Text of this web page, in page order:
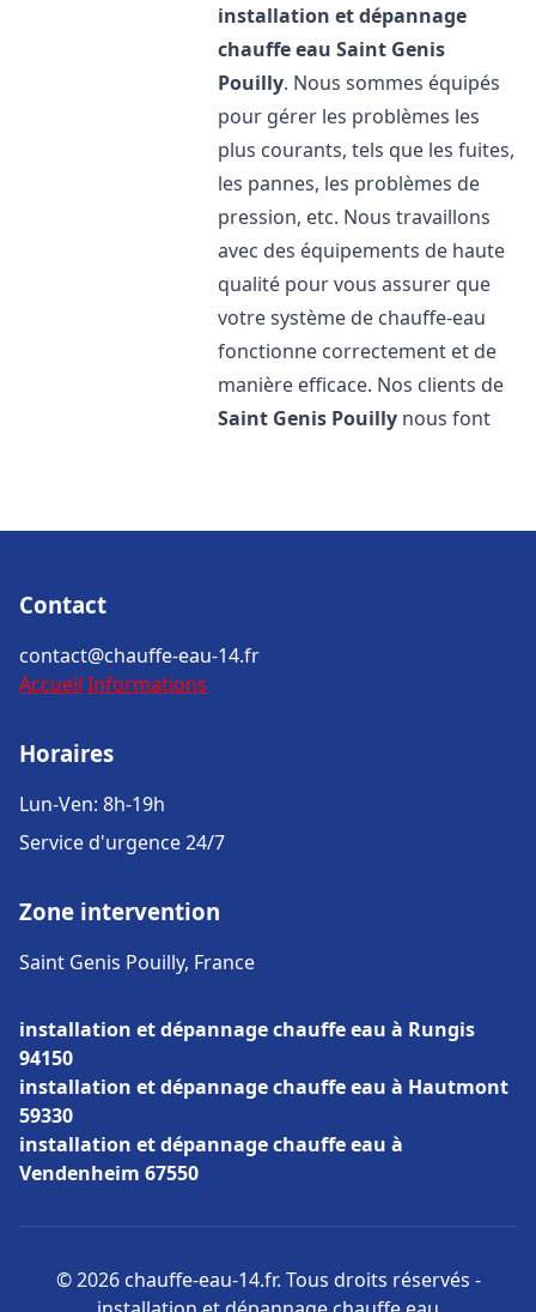
installation et dépannage
chauffe eau Saint Genis
Pouilly. Nous sommes équipés
pour gérer les problèmes les
plus courants, tels que les fuites,
les pannes, les problèmes de
pression, etc. Nous travaillons
avec des équipements de haute
qualité pour vous assurer que
votre système de chauffe-eau
fonctionne correctement et de
manière efficace. Nos clients de
Saint Genis Pouilly nous font
Contact
contact@chauffe-eau-14.fr
Accueil Informations
Horaires
Lun-Ven: 8h-19h
Service d'urgence 24/7
Zone intervention
Saint Genis Pouilly, France
installation et dépannage chauffe eau à Rungis
94150
installation et dépannage chauffe eau à Hautmont
59330
installation et dépannage chauffe eau à
Vendenheim 67550
© 2026 chauffe-eau-14.fr. Tous droits réservés -